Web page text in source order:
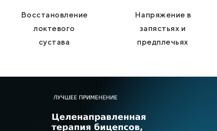
Восстановление
локтевого
сустава
Напряжение в
запястьях и
предплечьях